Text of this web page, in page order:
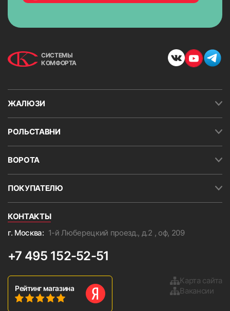
СИСТЕМЫ
КОМФОРТА
ЖАЛЮЗИ
РОЛЬСТАВНИ
ВОРОТА
ПОКУПАТЕЛЮ
КОНТАКТЫ
+7 495 152-52-51
г. Москва: 1-й Люберецкий проезд., д.2 , оф, 209
Рейтинг магазина
Карта сайта
Вакансии